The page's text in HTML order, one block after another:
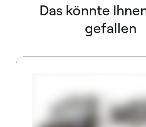
Das könnte
gefallen